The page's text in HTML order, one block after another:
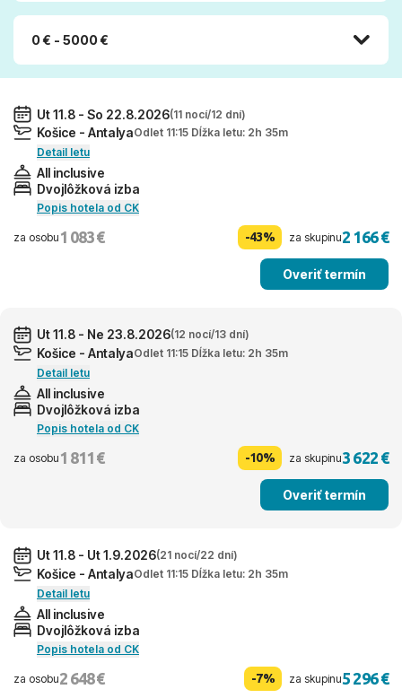
0 € - 5000 €
Ut 11.8 - So 22.8.2026(11 nocí/12 dní)
Košice - AntalyaOdlet 11:15 Dĺžka letu: 2h 35m
Detail letu
All inclusive
Dvojlôžková izba
Popis hotela od CK
za osobu 1 083 € -43% za skupinu2 166 €
Overiť termín
Ut 11.8 - Ne 23.8.2026(12 nocí/13 dní)
Košice - AntalyaOdlet 11:15 Dĺžka letu: 2h 35m
Detail letu
All inclusive
Dvojlôžková izba
Popis hotela od CK
za osobu 1 811 € -10% za skupinu3 622 €
Overiť termín
Ut 11.8 - Ut 1.9.2026(21 nocí/22 dní)
Košice - AntalyaOdlet 11:15 Dĺžka letu: 2h 35m
Detail letu
All inclusive
Dvojlôžková izba
Popis hotela od CK
za osobu2 648 € -7% za skupinu5 296 €